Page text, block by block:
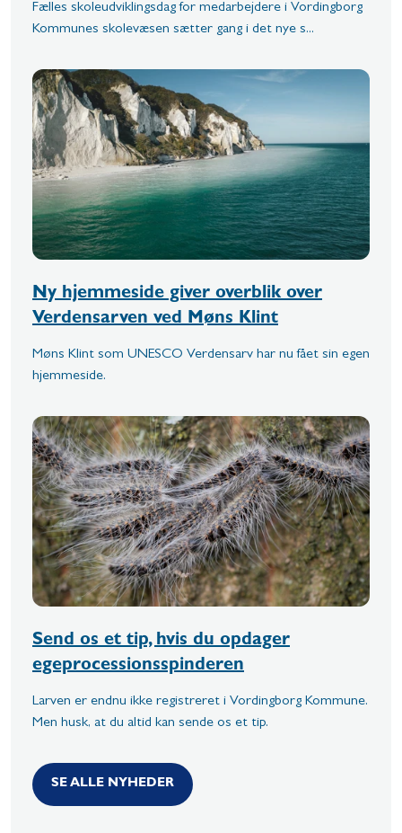
Fælles skoleudviklingsdag for medarbejdere i Vordingborg
Kommunes skolevæsen sætter gang i det nye s...
Ny hjemmeside giver overblik over
Verdensarven ved Møns Klint
Møns Klint som UNESCO Verdensarv har nu fået sin egen
hjemmeside.
Send os et tip, hvis du opdager
egeprocessionsspinderen
Larven er endnu ikke registreret i Vordingborg Kommune.
Men husk, at du altid kan sende os et tip.
SE ALLE NYHEDER